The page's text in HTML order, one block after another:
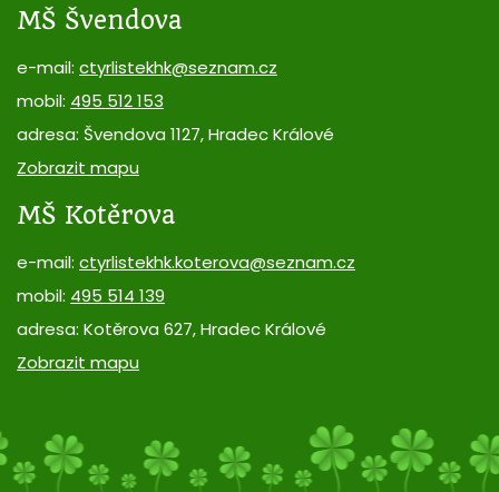
MŠ Švendova
e-mail: ctyrlistekhk@seznam.cz
mobil: 495 512 153
adresa: Švendova 1127, Hradec Králové
Zobrazit mapu
MŠ Kotěrova
e-mail: ctyrlistekhk.koterova@seznam.cz
mobil: 495 514 139
adresa: Kotěrova 627, Hradec Králové
Zobrazit mapu